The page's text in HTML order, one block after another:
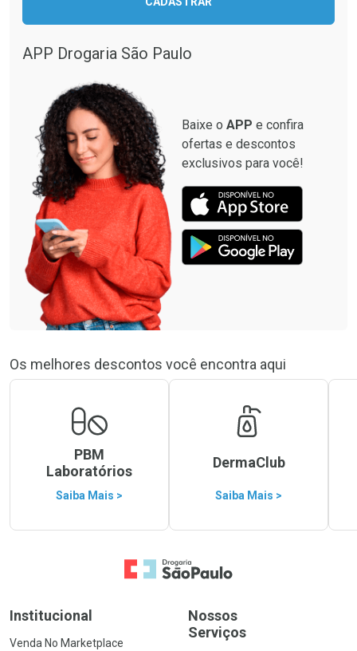
Comprar sem Desconto
Comprar sem Desconto
Comprar sem Desconto
Comprar sem Desconto
APP Drogaria São Paulo
Baixe o APP e confira
ofertas e descontos
exclusivos para você!
Os melhores descontos você encontra aqui
PBM
Laboratórios
Saiba Mais >
DermaClub
Saiba Mais >
Ir para a Home
Institucional
Venda No Marketplace
Nossos
Serviços